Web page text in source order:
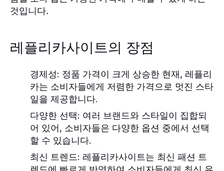
것입니다.
레플리카사이트의 장점
경제성: 정품 가격이 크게 상승한 현재, 레플리
카는 소비자들에게 저렴한 가격으로 멋진 스타
일을 제공합니다.
다양한 선택: 여러 브랜드와 스타일이 집합되
어 있어, 소비자들은 다양한 옵션 중에서 선택
할 수 있습니다.
최신 트렌드: 레플리카사이트는 최신 패션 트